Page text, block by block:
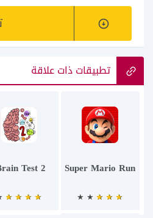
تطبيقات ذات علاقة
Super Mario Run
2 Brain Test